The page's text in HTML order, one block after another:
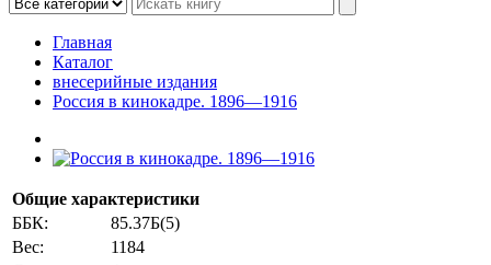
Главная
Каталог
внесерийные издания
Россия в кинокадре. 1896—1916
Общие характеристики
ББК:
85.37Б(5)
Вес:
1184